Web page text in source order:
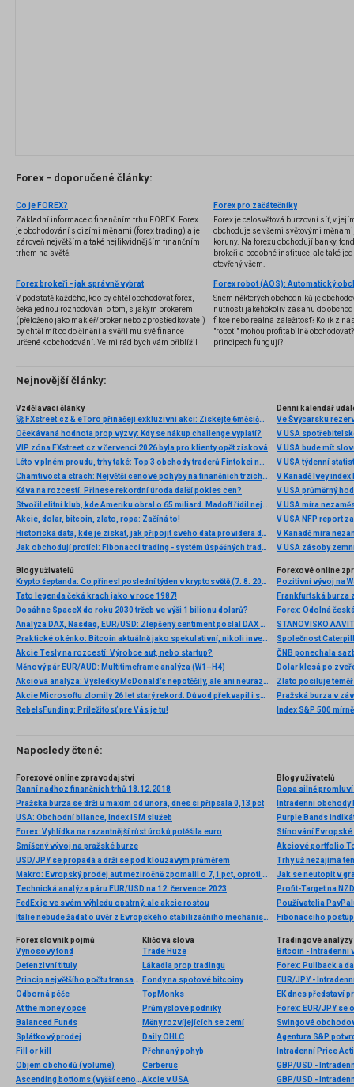
Forex - doporučené články:
Co je FOREX?
Základní informace o finančním trhu FOREX. Forex
je obchodování s cizími měnami (forex trading) a je
zároveň největším a také nejlikvidnějším finančním
trhem na světě.
Forex pro začátečníky
Forex je celosvětová burzovní síť, v
obchoduje se všemi světovými
koruny. Na forexu obchodují banky,
brokeři a podobné instituce, ale také
otevřený všem.
Forex brokeři - jak správně vybrat
V podstatě každého, kdo by chtěl obchodovat forex,
čeká jednou rozhodování o tom, s jakým brokerem
(přeloženo jako makléř/broker nebo zprostředkovatel)
by chtěl mít co do činění a svěřil mu své finance
určené k obchodování. Velmi rád bych vám přiblížil
několik příkladů nejznámějších z nich.
Snem některých obchodníků je
nutnosti jakéhokoliv zásahu do
fikce nebo reálná záležitost? Kolik z
"roboti" mohou profitabilně
principech fungují?
Nejnovější články:
Vzdělávací články
🚀 FXstreet.cz & eToro přinášejí exkluzivní akci: Získejte 6měsíční členství ve VIP zóně ZDARMA
Očekávaná hodnota prop výzvy: Kdy se nákup challenge vyplatí?
VIP zóna FXstreet.cz v červenci 2026 byla pro klienty opět zisková
Léto v plném proudu, trhy také: Top 3 obchody traderů Fintokei na indexech a zlatě
Chamtivost a strach: Největší cenové pohyby na finančních trzích (červenec 2026)
Káva na rozcestí. Přinese rekordní úroda další pokles cen?
Stvořil elitní klub, kde Ameriku obral o 65 miliard. Madoff řídil největší Ponzi dějin
Akcie, dolar, bitcoin, zlato, ropa: Začíná to!
Historická data, kde je získat, jak připojit svého data providera do MultiCharts a proč je budeme potřebovat? (4. díl)
Jak obchodují profíci: Fibonacci trading - systém úspěšných traderů
Denní kalendář
Ve Švýcarsku
V USA
V USA bude mít
V USA týdenní
V Kanadě Ivey index
V USA průměrný
V USA míra
V USA NFP report
V Kanadě míra
V USA zásoby
Blogy uživatelů
Krypto šeptanda: Co přinesl poslední týden v kryptosvětě (7. 8. 2026)
Tato legenda čeká krach jako v roce 1987!
Dosáhne SpaceX do roku 2030 tržeb ve výši 1 bilionu dolarů?
Analýza DAX, Nasdaq, EUR/USD: Zlepšený sentiment poslal DAX na nová maxima
Praktické okénko: Bitcoin aktuálně jako spekulativní, nikoli investiční aktivum
Akcie Tesly na rozcestí: Výrobce aut, nebo startup?
Měnový pár EUR/AUD: Multitimeframe analýza (W1–H4)
Akciová analýza: Výsledky McDonald’s nepotěšily, ale ani neurazily. Jakou vizi společnost prezentovala?
Akcie Microsoftu zlomily 26 let starý rekord. Důvod překvapil i samotné investory
RebelsFunding: Príležitosť pre Vás je tu!
Forexové online
Pozitivní vývoj na
Frankfurtská burza
Dolar klesá po
Zlato posiluje téměř
Pražská burza v
Index S&P 500
Naposledy čtené:
Forexové online zpravodajství
Ranní nadhoz finančních trhů 18.12.2018
Pražská burza se drží u maxim od února, dnes si připsala 0,13 pct
USA: Obchodní bilance, Index ISM služeb
Forex: Vyhlídka na razantnější růst úroků potěšila euro
Smíšený vývoj na pražské burze
USD/JPY se propadá a drží se pod klouzavým průměrem
Makro: Evropský prodej aut meziročně zpomalil o 7,1 pct, oproti říjnu vzrostl
Technická analýza páru EUR/USD na 12. července 2023
FedEx je ve svém výhledu opatrný, ale akcie rostou
Itálie nebude žádat o úvěr z Evropského stabilizačního mechanismu
Blogy uživatelů
Ropa silně
Intradenní obchody
Stínování
Trhy už nezajímá
Jak se neutopit v
Používatelia
Fibonacciho
Forex slovník pojmů
Výnosový fond
Defenzivní tituly
Princip největšího počtu transakcí
Odborná péče
At the money opce
Balanced Funds
Splátkový prodej
Fill or kill
Objem obchodů (volume)
Ascending bottoms (vyšší cenová dna)
Klíčová slova
Trade Huze
Lákadla prop tradingu
Fondy na spotové bitcoiny
TopMonks
Průmyslové podniky
Měny rozvíjejících se zemí
Daily OHLC
Přehnaný pohyb
Cerberus
Akcie v USA
Tradingové analýzy
Bitcoin - Intradenní
Forex: Pullback a
EUR/JPY -
EK dnes představí
Forex: EUR/JPY
Swingové
Agentura S&P
Intradenní Price
GBP/USD -
GBP/USD -